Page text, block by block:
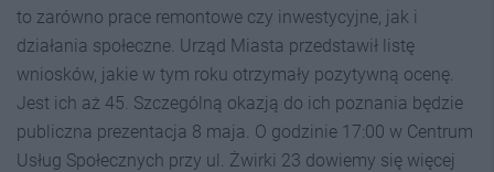
to zarówno prace remontowe czy inwestycyjne, jak i
działania społeczne. Urząd Miasta przedstawił listę
wniosków, jakie w tym roku otrzymały pozytywną ocenę.
Jest ich aż 45. Szczególną okazją do ich poznania będzie
publiczna prezentacja 8 maja. O godzinie 17:00 w Centrum
Usług Społecznych przy ul. Żwirki 23 dowiemy się więcej